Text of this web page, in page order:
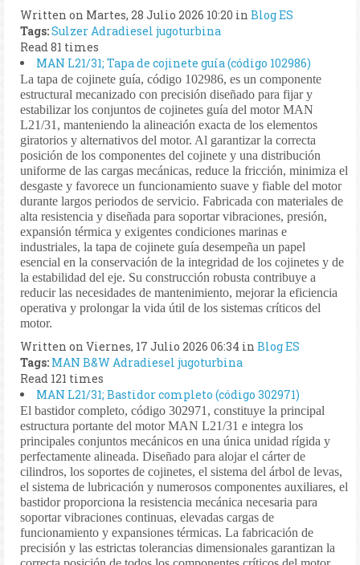
Written on Martes, 28 Julio 2026 10:20 in Blog ES
Tags:SulzerAdradiesel jugoturbina
Read 81 times
MAN L21/31; Tapa de cojinete guía (código 102986)
La tapa de cojinete guía, código 102986, es un componente
estructural mecanizado con precisión diseñado para fijar y
estabilizar los conjuntos de cojinetes guía del motor MAN
L21/31, manteniendo la alineación exacta de los elementos
giratorios y alternativos del motor. Al garantizar la correcta
posición de los componentes del cojinete y una distribución
uniforme de las cargas mecánicas, reduce la fricción, minimiza el
desgaste y favorece un funcionamiento suave y fiable del motor
durante largos periodos de servicio. Fabricada con materiales de
alta resistencia y diseñada para soportar vibraciones, presión,
expansión térmica y exigentes condiciones marinas e
industriales, la tapa de cojinete guía desempeña un papel
esencial en la conservación de la integridad de los cojinetes y de
la estabilidad del eje. Su construcción robusta contribuye a
reducir las necesidades de mantenimiento, mejorar la eficiencia
operativa y prolongar la vida útil de los sistemas críticos del
motor.
Written on Viernes, 17 Julio 2026 06:34 in Blog ES
Tags: MAN B&WAdradiesel jugoturbina
Read 121 times
MAN L21/31; Bastidor completo (código 302971)
El bastidor completo, código 302971, constituye la principal
estructura portante del motor MAN L21/31 e integra los
principales conjuntos mecánicos en una única unidad rígida y
perfectamente alineada. Diseñado para alojar el cárter de
cilindros, los soportes de cojinetes, el sistema del árbol de levas,
el sistema de lubricación y numerosos componentes auxiliares, el
bastidor proporciona la resistencia mecánica necesaria para
soportar vibraciones continuas, elevadas cargas de
funcionamiento y expansiones térmicas. La fabricación de
precisión y las estrictas tolerancias dimensionales garantizan la